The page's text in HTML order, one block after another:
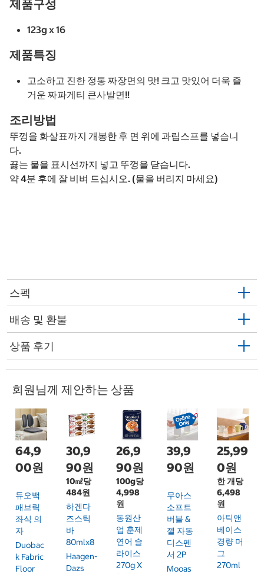
제품구성
123g x 16
제품특징
고소하고 진한 정통 짜장면의 맛! 크고 맛있어 더욱 즐
거운 짜파게티 큰사발면!!
조리방법
뚜껑을 화살표까지 개봉한 후 면 위에 과립스프를 넣습니
다.
끓는 물을 표시선까지 넣고 뚜껑을 닫습니다.
약 4분 후에 잘 비벼 드십시오. (물을 버리지 마세요)
스펙
배송 및 환불
상품 후기
회원님께 제안하는 상품
64,9
00원
듀오백
패브릭
좌식 의
자
Duobac
K Fabric
Floor
30,9
90원
10㎖당
484원
하겐다
즈스틱
바
80mlx8
Haagen-
Dazs
26,9
90원
100g당
4,998
원
동원산
업 훈제
연어 슬
라이스
270g X
39,9
90원
무아스
소프트
버블 &
젤 자동
디스펜
서 2P
Mooas
25,99
0원
한 개당
6,498
원
아틱앤
베이스
경량 머
그
270ml